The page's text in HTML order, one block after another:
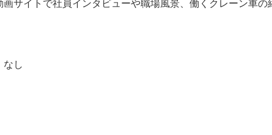
サイトで社員インタビューや職場風景、働くクレーン車